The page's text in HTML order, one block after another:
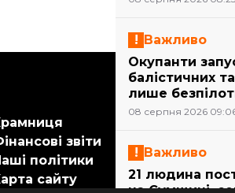
Важливо
Окупанти
балістичних
лише
08 серпня 2026
Важливо
21 людина
звіти
політики
сайту